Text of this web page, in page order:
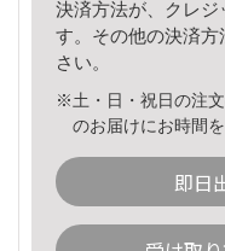
決済方法が、クレジ
す。その他の決済方
さい。
※土・日・祝日の注
のお届けにお時間
即日